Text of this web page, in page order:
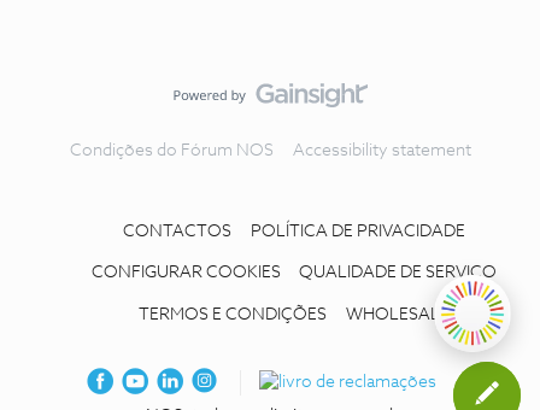
Condições do Fórum NOS Accessibility statement
CONTACTOS POLÍTICA DE PRIVACIDADE
CONFIGURAR COOKIES QUALIDADE DE SERVIÇO
TERMOS E CONDIÇÕES WHOLESALE